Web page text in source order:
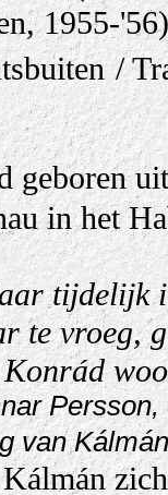
1955-
/
geboren
in het
tijdelijk
te vroeg,
van